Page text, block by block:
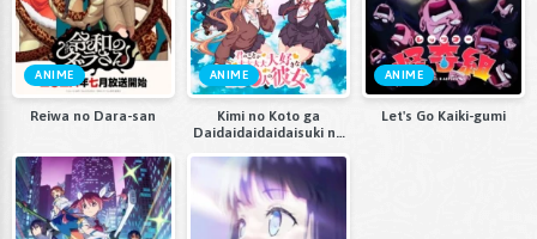
ANIME
Reiwa no Dara-san
ANIME
Kimi no Koto ga
Daidaidaidaidaisuki na
ANIME
Let's Go Kaiki-gumi